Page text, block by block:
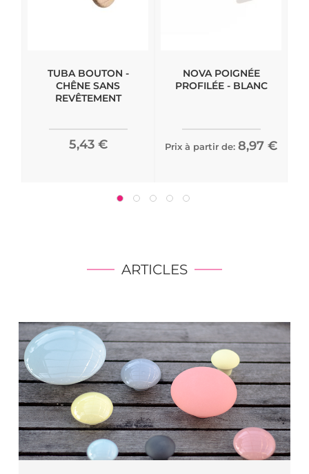
TUBA BOUTON -
CHÊNE SANS
REVÊTEMENT
5,43 €
NOVA POIGNÉE
PROFILÉE - BLANC
Prix à partir de: 8,97 €
ARTICLES